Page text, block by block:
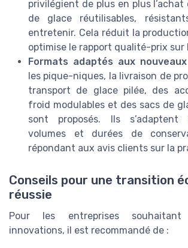
privilégient de plus en plus
de glace réutilisables,
entretenir. Cela réduit la
optimise le rapport qualité-prix sur
Formats adaptés aux
les pique-niques, la livraison de
transport de glace pilée, des
froid modulables et des sacs de
sont proposés. Ils s’adaptent
volumes et durées de
répondant aux avis clients sur la
Conseils pour une transition
réussie
Pour les entreprises
innovations, il est recommandé de :